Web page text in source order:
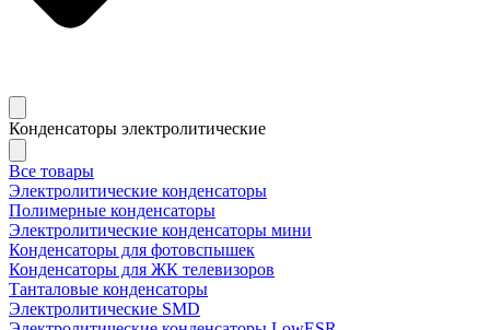
Конденсаторы электролитические
Все товары
Электролитические конденсаторы
Полимерные конденсаторы
Электролитические конденсаторы мини
Конденсаторы для фотовспышек
Конденсаторы для ЖК телевизоров
Танталовые конденсаторы
Электролитические SMD